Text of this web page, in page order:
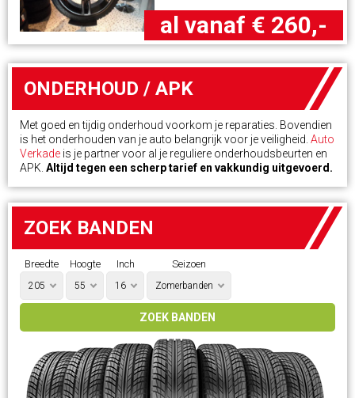
al vanaf € 260,-
ONDERHOUD / APK
Met goed en tijdig onderhoud voorkom je reparaties. Bovendien
is het onderhouden van je auto belangrijk voor je veiligheid. Auto
Verkade is je partner voor al je reguliere onderhoudsbeurten en
APK. Altijd tegen een scherp tarief en vakkundig uitgevoerd.
ZOEK BANDEN
Breedte
205
Hoogte
55
Inch
16
Seizoen
Zomerbanden